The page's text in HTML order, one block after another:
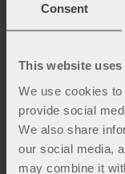
Consent
This website
We use cookies
provide social
We also share
our social media,
may combine it